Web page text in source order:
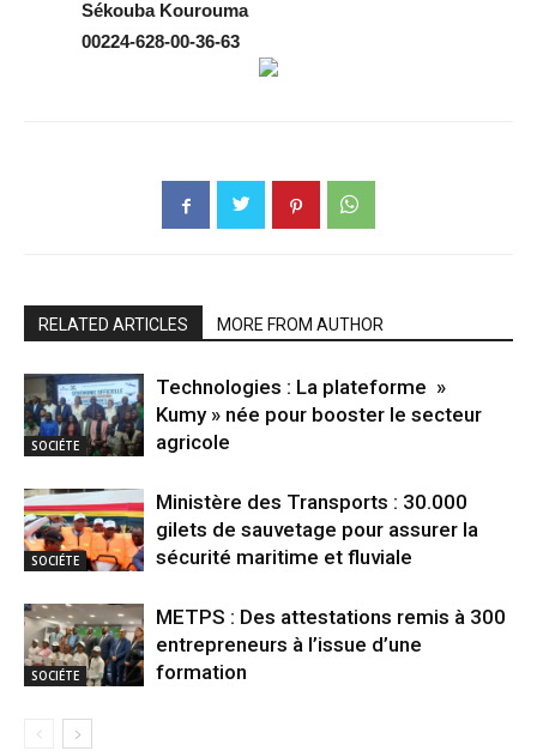
Sékouba Kourouma
00224-628-00-36-63
RELATED ARTICLES MORE FROM AUTHOR
SOCIÉTE
Technologies : La plateforme »
Kumy » née pour booster le secteur
agricole
SOCIÉTE
Ministère des Transports : 30.000
gilets de sauvetage pour assurer la
sécurité maritime et fluviale
SOCIÉTE
METPS : Des attestations remis à 300
entrepreneurs à l’issue d’une
formation